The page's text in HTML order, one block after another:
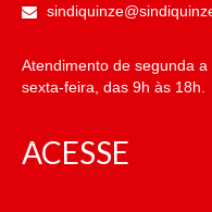
Atendimento de segunda a
sexta-feira, das 9h às 18h.
ACESSE